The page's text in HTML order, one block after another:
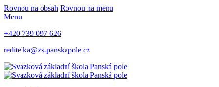
Rovnou na obsah Rovnou na menu
Menu
+420 739 097 626
reditelka@zs-panskapole.cz